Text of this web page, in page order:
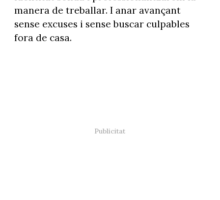
manera de treballar. I anar avançant
sense excuses i sense buscar culpables
fora de casa.